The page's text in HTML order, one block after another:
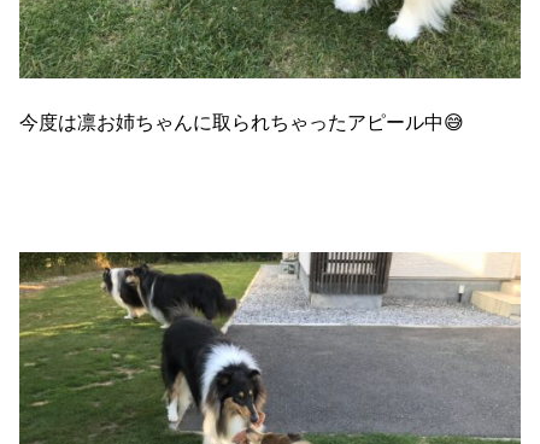
今度は凛お姉ちゃんに取られちゃったアピール中😅